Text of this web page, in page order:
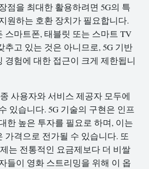
점을 최대한 활용하려면 5G의 특
원하는 호환 장치가 필요합니다.
스마트폰, 태블릿 또는 스마트 TV
추고 있는 것은 아니므로, 5G 기반
경험에 대한 접근이 크게 제한됩니
사용자와 서비스 제공자 모두에
있습니다. 5G 기술의 구현은 인프
한 높은 투자를 필요로 하며, 이는
가격으로 전가될 수 있습니다. 또
는 전통적인 요금제보다 더 비쌀
들이 영화 스트리밍을 위해 이 옵